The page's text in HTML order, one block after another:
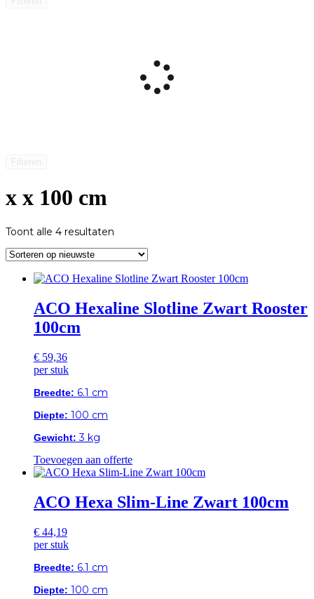
x x 100 cm
Toont alle 4 resultaten
nieuwste
ACO Hexaline Slotline Zwart Rooster
100cm
€ 59,36
per stuk
Breedte: 6.1 cm
Diepte: 100 cm
Gewicht: 3 kg
Toevoegen aan offerte
ACO Hexa Slim-Line Zwart 100cm
€ 44,19
per stuk
Breedte: 6.1 cm
Diepte: 100 cm